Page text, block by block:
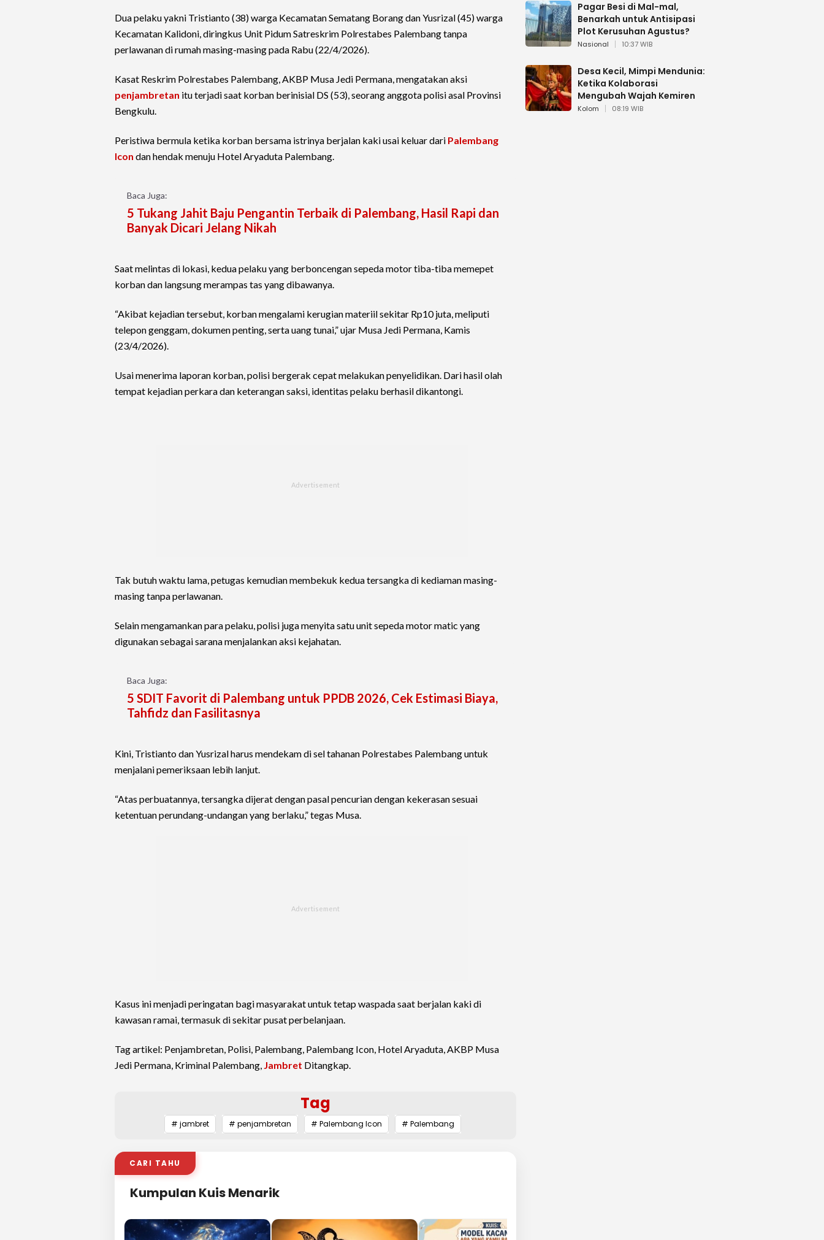
Dua pelaku yakni Tristianto (38) warga Kecamatan Sematang Borang dan Yusrizal (45) warga
Kecamatan Kalidoni, diringkus Unit Pidum Satreskrim Polrestabes Palembang tanpa
perlawanan di rumah masing-masing pada Rabu (22/4/2026).
Kasat Reskrim Polrestabes Palembang, AKBP Musa Jedi Permana, mengatakan aksi
penjambretan itu terjadi saat korban berinisial DS (53), seorang anggota polisi asal Provinsi
Bengkulu.
Peristiwa bermula ketika korban bersama istrinya berjalan kaki usai keluar dari Palembang
Icon dan hendak menuju Hotel Aryaduta Palembang.
Baca Juga:
5 Tukang Jahit Baju Pengantin Terbaik di Palembang, Hasil Rapi dan
Banyak Dicari Jelang Nikah
Saat melintas di lokasi, kedua pelaku yang berboncengan sepeda motor tiba-tiba memepet
korban dan langsung merampas tas yang dibawanya.
“Akibat kejadian tersebut, korban mengalami kerugian materiil sekitar Rp10 juta, meliputi
telepon genggam, dokumen penting, serta uang tunai,” ujar Musa Jedi Permana, Kamis
(23/4/2026).
Usai menerima laporan korban, polisi bergerak cepat melakukan penyelidikan. Dari hasil olah
tempat kejadian perkara dan keterangan saksi, identitas pelaku berhasil dikantongi.
Tak butuh waktu lama, petugas kemudian membekuk kedua tersangka di kediaman masing-
masing tanpa perlawanan.
Selain mengamankan para pelaku, polisi juga menyita satu unit sepeda motor matic yang
digunakan sebagai sarana menjalankan aksi kejahatan.
Baca Juga:
5 SDIT Favorit di Palembang untuk PPDB 2026, Cek Estimasi Biaya,
Tahfidz dan Fasilitasnya
Kini, Tristianto dan Yusrizal harus mendekam di sel tahanan Polrestabes Palembang untuk
menjalani pemeriksaan lebih lanjut.
“Atas perbuatannya, tersangka dijerat dengan pasal pencurian dengan kekerasan sesuai
ketentuan perundang-undangan yang berlaku,” tegas Musa.
Kasus ini menjadi peringatan bagi masyarakat untuk tetap waspada saat berjalan kaki di
kawasan ramai, termasuk di sekitar pusat perbelanjaan.
Tag artikel: Penjambretan, Polisi, Palembang, Palembang Icon, Hotel Aryaduta, AKBP Musa
Jedi Permana, Kriminal Palembang, Jambret Ditangkap.
Tag
# jambret # penjambretan # Palembang Icon # Palembang
CARI TAHU
Kumpulan Kuis Menarik
Pagar Besi di Mal-mal,
Benarkah untuk Antisipasi
Plot Kerusuhan Agustus?
Nasional 10:37 WIB
Desa Kecil, Mimpi Mendunia:
Ketika Kolaborasi
Mengubah Wajah Kemiren
Kolom 08:19 WIB